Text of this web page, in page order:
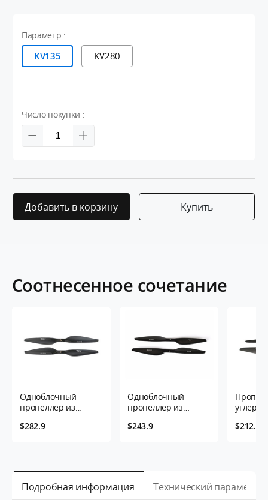
Параметр :
KV135 KV280
Число покупки :
Добавить в корзину Купить
Соотнесенное сочетание
Одноблочный
пропеллер из
волокна G26*8.5
$282.9
Одноблочный
пропеллер из
волокна G24*7.8
$243.9
дюйма-
$212.9
Подробная информация Технический параметр